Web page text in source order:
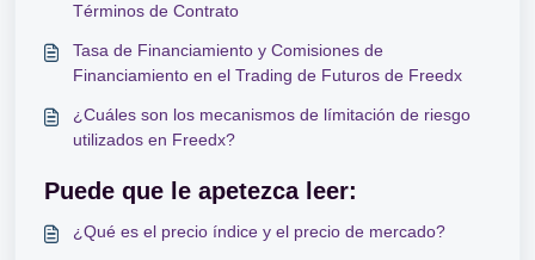
Términos de Contrato
Tasa de Financiamiento y Comisiones de
Financiamiento en el Trading de Futuros de Freedx
¿Cuáles son los mecanismos de límitación de riesgo
utilizados en Freedx?
Puede que le apetezca leer:
¿Qué es el precio índice y el precio de mercado?